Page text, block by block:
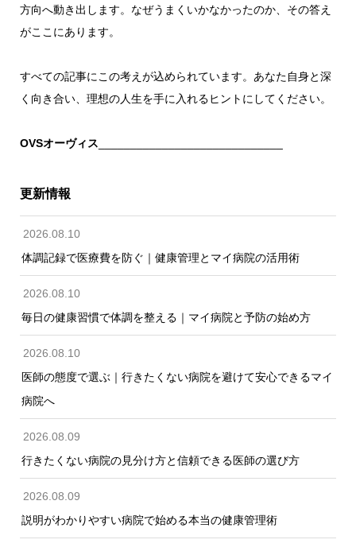
方向へ動き出します。なぜうまくいかなかったのか、その答え
がここにあります。
すべての記事にこの考えが込められています。あなた自身と深
く向き合い、理想の人生を手に入れるヒントにしてください。
OVSオーヴィス
更新情報
2026.08.10
体調記録で医療費を防ぐ｜健康管理とマイ病院の活用術
2026.08.10
毎日の健康習慣で体調を整える｜マイ病院と予防の始め方
2026.08.10
医師の態度で選ぶ｜行きたくない病院を避けて安心できるマイ
病院へ
2026.08.09
行きたくない病院の見分け方と信頼できる医師の選び方
2026.08.09
説明がわかりやすい病院で始める本当の健康管理術